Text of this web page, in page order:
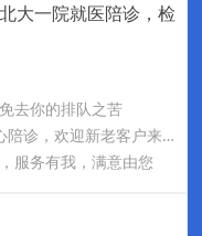
大一院就医陪诊，检
去你的排队之苦
北京大学第 一 医院独自看病全程贴心陪诊，欢迎新老客户来电咨询
服务有我，满意由您